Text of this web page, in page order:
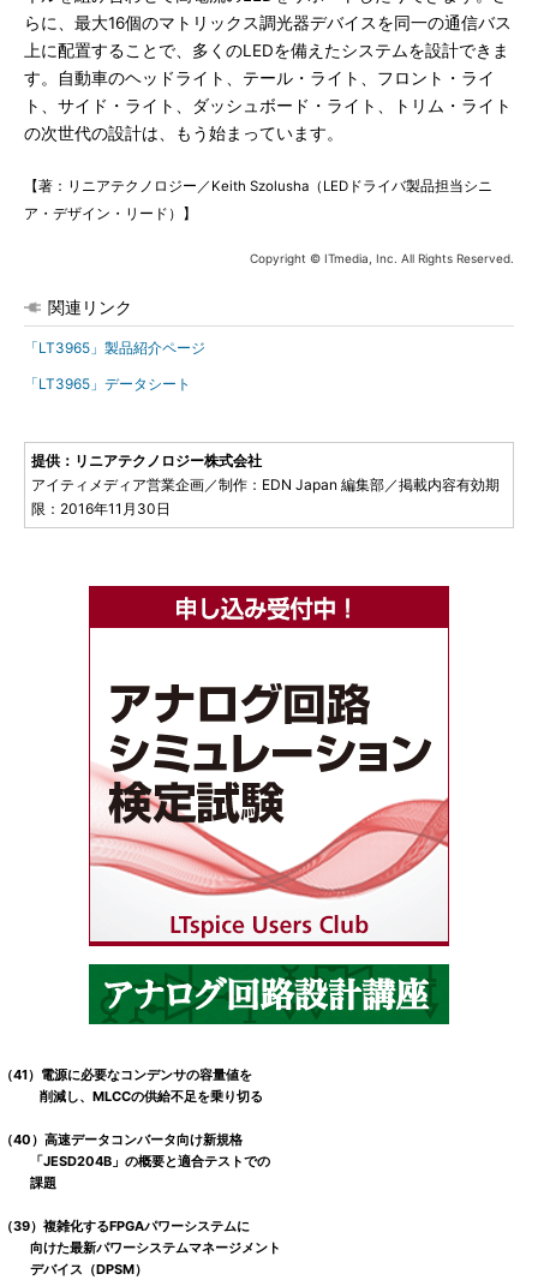
らに、最大16個のマトリックス調光器デバイスを同一の通信バス
上に配置することで、多くのLEDを備えたシステムを設計できま
す。自動車のヘッドライト、テール・ライト、フロント・ライ
ト、サイド・ライト、ダッシュボード・ライト、トリム・ライト
の次世代の設計は、もう始まっています。
【著：リニアテクノロジー／Keith Szolusha（LEDドライバ製品担当シニ
ア・デザイン・リード）】
Copyright © ITmedia, Inc. All Rights Reserved.
関連リンク
「LT3965」製品紹介ページ
「LT3965」データシート
提供：リニアテクノロジー株式会社
アイティメディア営業企画／制作：EDN Japan 編集部／掲載内容有効期
限：2016年11月30日
（41）電源に必要なコンデンサの容量値を
削減し、MLCCの供給不足を乗り切る
（40）高速データコンバータ向け新規格
「JESD204B」の概要と適合テストでの
課題
（39）複雑化するFPGAパワーシステムに
向けた最新パワーシステムマネージメント
デバイス（DPSM）